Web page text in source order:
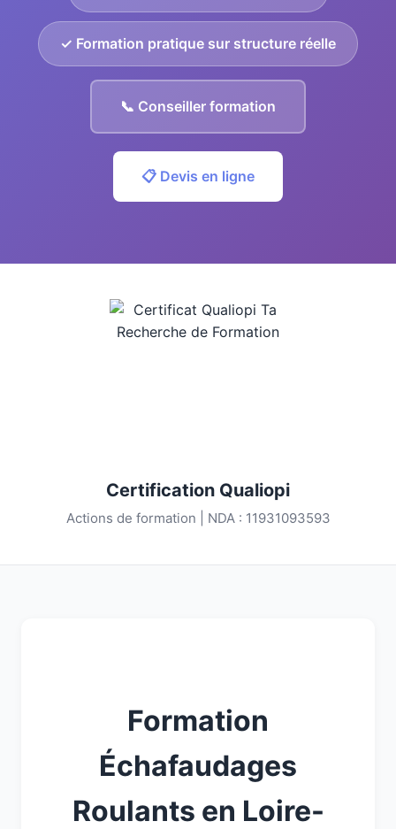
✓ Formation pratique sur structure réelle
📞 Conseiller formation
📋 Devis en ligne
Certification Qualiopi
Actions de formation | NDA : 11931093593
Formation
Échafaudages
Roulants en Loire-